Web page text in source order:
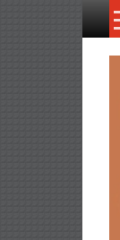
İçeriğe